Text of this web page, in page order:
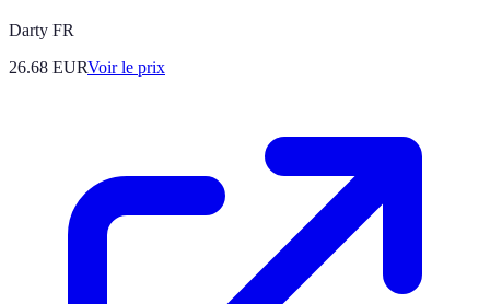
Darty FR
26.68 EURVoir le prix